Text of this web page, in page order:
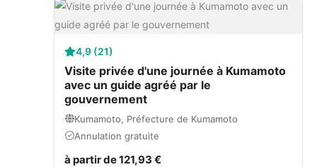
4,9 (21)
Visite privée d'une journée à Kumamoto
avec un guide agréé par le
gouvernement
Kumamoto, Préfecture de Kumamoto
Annulation gratuite
à partir de 121,93 €